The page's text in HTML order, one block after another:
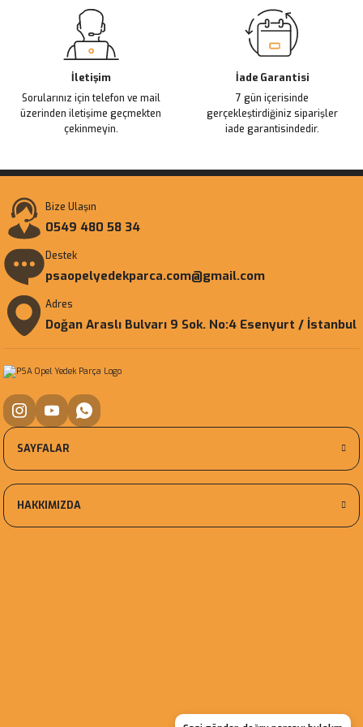
İletişim
Sorularınız için telefon ve mail
üzerinden iletişime geçmekten
çekinmeyin.
İade Garantisi
7 gün içerisinde
gerçekleştirdiğiniz siparişler
iade garantisindedir.
Bize Ulaşın
0549 480 58 34
Destek
psaopelyedekparca.com@gmail.com
Adres
Doğan Araslı Bulvarı 9 Sok. No:4 Esenyurt / İstanbul
SAYFALAR
HAKKIMIZDA